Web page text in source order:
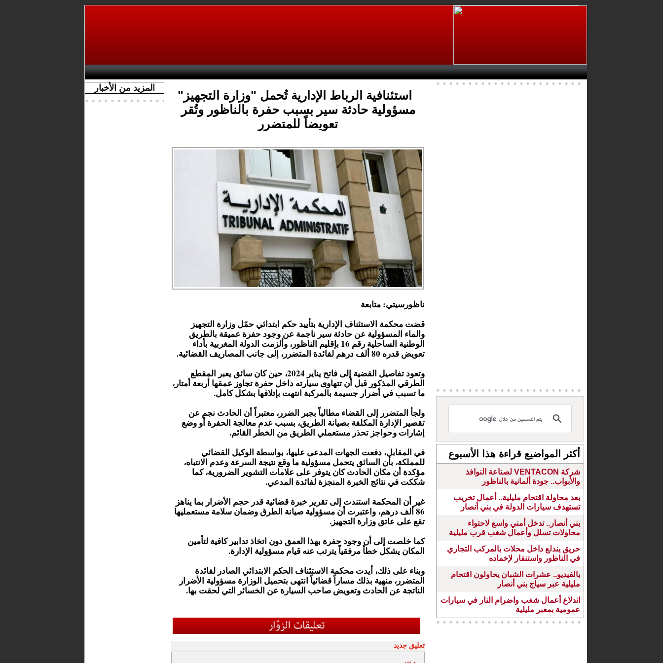
المزيد من الأخبار
استئنافية الرباط الإدارية تُحمل "وزارة التجهيز"
مسؤولية حادثة سير بسبب حفرة بالناظور وتُقر
تعويضاً للمتضرر
ناظورسيتي: متابعة
قضت محكمة الاستئناف الإدارية بتأييد حكم ابتدائي حمّل وزارة التجهيز
والماء المسؤولية عن حادثة سير ناجمة عن وجود حفرة عميقة بالطريق
الوطنية الساحلية رقم 16 بإقليم الناظور، وألزمت الدولة المغربية بأداء
تعويض قدره 80 ألف درهم لفائدة المتضرر، إلى جانب المصاريف القضائية.
وتعود تفاصيل القضية إلى فاتح يناير 2024، حين كان سائق يعبر المقطع
الطرقي المذكور قبل أن تتهاوى سيارته داخل حفرة تجاوز عمقها أربعة أمتار،
ما تسبب في أضرار جسيمة بالمركبة انتهت بإتلافها بشكل كامل.
ولجأ المتضرر إلى القضاء مطالباً بجبر الضرر، معتبراً أن الحادث نجم عن
تقصير الإدارة المكلفة بصيانة الطريق، بسبب عدم معالجة الحفرة أو وضع
إشارات وحواجز تحذر مستعملي الطريق من الخطر القائم.
في المقابل، دفعت الجهات المدعى عليها، بواسطة الوكيل القضائي
للمملكة، بأن السائق يتحمل مسؤولية ما وقع نتيجة السرعة وعدم الانتباه،
مؤكدة أن مكان الحادث كان يتوفر على علامات التشوير الضرورية، كما
شككت في نتائج الخبرة المنجزة لفائدة المدعي.
غير أن المحكمة استندت إلى تقرير خبرة قضائية قدر حجم الأضرار بما يناهز
86 ألف درهم، واعتبرت أن مسؤولية صيانة الطرق وضمان سلامة مستعمليها
تقع على عاتق وزارة التجهيز.
كما خلصت إلى أن وجود حفرة بهذا العمق دون اتخاذ تدابير كافية لتأمين
المكان يشكل خطأ مرفقياً يترتب عنه قيام مسؤولية الإدارة.
وبناء على ذلك، أيدت محكمة الاستئناف الحكم الابتدائي الصادر لفائدة
المتضرر، منهية بذلك مساراً قضائياً انتهى بتحميل الوزارة مسؤولية الأضرار
الناتجة عن الحادث وتعويض صاحب السيارة عن الخسائر التي لحقت بها.
تعليق جديد
أكثر المواضيع قراءة هذا الأسبوع
شركة VENTACON لصناعة النوافذ
والأبواب.. جودة ألمانية بالناظور
بعد محاولة اقتحام مليلية.. أعمال تخريب
تستهدف سيارات الدولة في بني أنصار
بني أنصار.. تدخل أمني واسع لاحتواء
محاولات تسلل وأعمال شغب قرب مليلية
حريق يندلع داخل محلات بالمركب التجاري
في الناظور واستنفار لإخماده
بالفيديو.. عشرات الشبان يحاولون اقتحام
مليلية عبر سياج بني أنصار
اندلاع أعمال شغب واضرام النار في سيارات
عمومية بمعبر مليلية